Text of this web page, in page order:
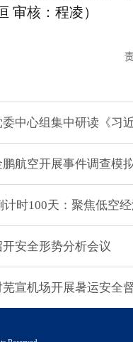
审核：程凌）
中心组集中研读《习
鹏航空开展事件调查模
计时100天：聚焦低空
安全形势分析会议
宣机场开展暑运安全